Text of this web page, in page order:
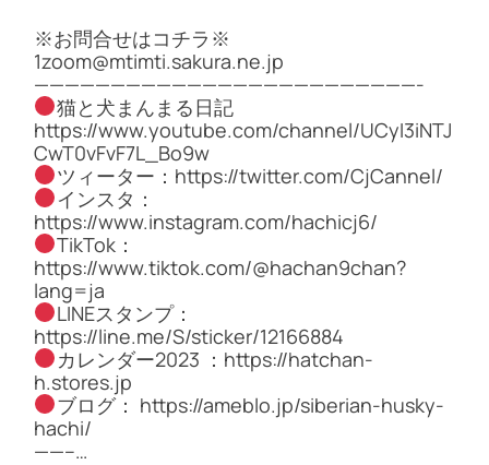
※お問合せはコチラ※
1zoom@mtimti.sakura.ne.jp
—————————————————————————-
猫と犬まんまる日記
https://www.youtube.com/channel/UCyI3iNTJ
CwT0vFvF7L_Bo9w
ツィーター：https://twitter.com/CjCannel/
インスタ：
https://www.instagram.com/hachicj6/
TikTok：
https://www.tiktok.com/@hachan9chan?
lang=ja
LINEスタンプ：
https://line.me/S/sticker/12166884
カレンダー2023 ：https://hatchan-
h.stores.jp
ブログ： https://ameblo.jp/siberian-husky-
hachi/
——–…